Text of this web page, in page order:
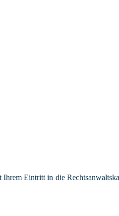
Ihrem Eintritt in die